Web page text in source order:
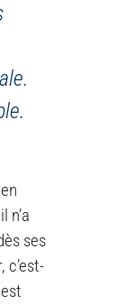
n’a
ses
c’est-